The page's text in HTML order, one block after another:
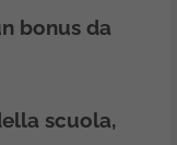
bonus da
scuola,